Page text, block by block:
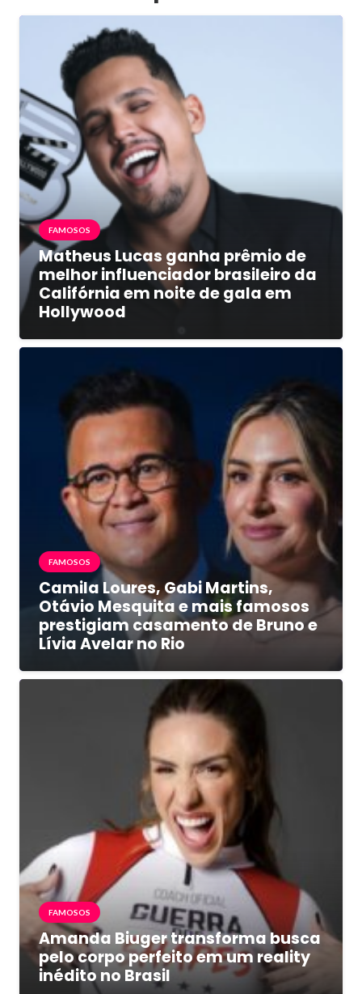
FAMOSOS
Matheus Lucas ganha prêmio de
melhor influenciador brasileiro da
Califórnia em noite de gala em
Hollywood
FAMOSOS
Camila Loures, Gabi Martins,
Otávio Mesquita e mais famosos
prestigiam casamento de Bruno e
Lívia Avelar no Rio
FAMOSOS
Amanda Biuger transforma busca
pelo corpo perfeito em um reality
inédito no Brasil